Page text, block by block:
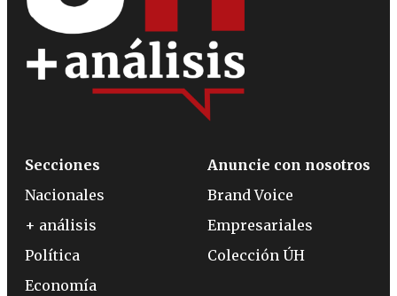
Secciones
Nacionales
+ análisis
Política
Economía
Anuncie con nosotros
Brand Voice
Empresariales
Colección ÚH